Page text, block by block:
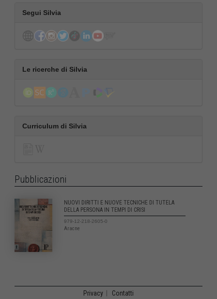
Segui Silvia
Le ricerche di Silvia
Curriculum di Silvia
Pubblicazioni
NUOVI DIRITTI E NUOVE TECNICHE DI TUTELA
DELLA PERSONA IN TEMPI DI CRISI
979-12-218-2605-0
Aracne
Privacy Contatti